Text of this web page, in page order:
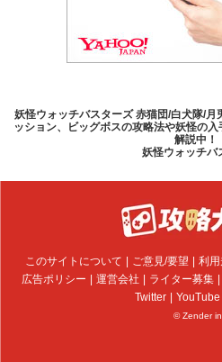
妖怪ウォッチバスターズ 赤猫団/白犬隊/月
ッション、ビッグボスの攻略法や妖怪の
解説中！
妖怪ウォッチバ
このサイトについて ご意見/要望 利
広告ポリシー
運営会社 ライター募集
Twitter
YouTube
© Zender